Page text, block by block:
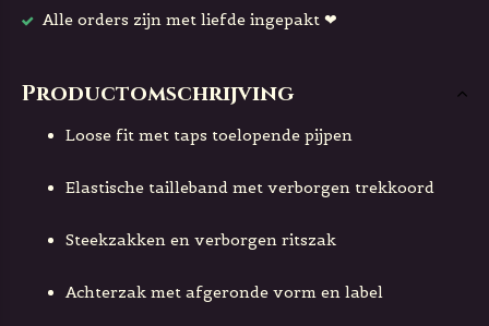
Alle orders zijn met liefde ingepakt ❤
Productomschrijving
Loose fit met taps toelopende pijpen
Elastische tailleband met verborgen trekkoord
Steekzakken en verborgen ritszak
Achterzak met afgeronde vorm en label